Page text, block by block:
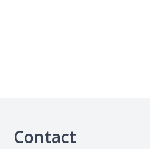
Contact